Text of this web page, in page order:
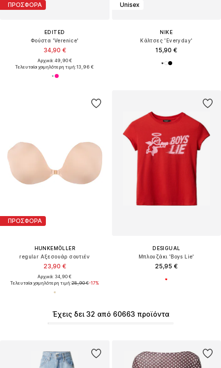
ΠΡΟΣΦΟΡΑ
EDITED
Φούστα 'Verenice'
34,90 €
Αρχικά: 49,90 €
Τελευταία χαμηλότερη τιμή:13,96 €
Unisex
NIKE
Κάλτσες 'Everyday'
15,90 €
ΠΡΟΣΦΟΡΑ
HUNKEMÖLLER
regular Αξεσουάρ σουτιέν
23,90 €
Αρχικά: 34,90 €
Τελευταία χαμηλότερη τιμή:28,90 €-17%
DESIGUAL
Μπλουζάκι 'Boys Lie'
25,95 €
Έχεις δει 32 από 60663 προϊόντα